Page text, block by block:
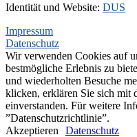
Identität und Website: DUS
Impressum
Datenschutz
Wir verwenden Cookies auf
bestmögliche Erlebnis zu
und wiederholten Besuche
klicken, erklären Sie sich
einverstanden. Für weitere
”Datenschutzrichtlinie”.
Akzeptieren
Datenschutz